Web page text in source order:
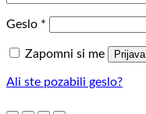
Geslo *
Zapomni si me Prijava
Ali ste pozabili geslo?